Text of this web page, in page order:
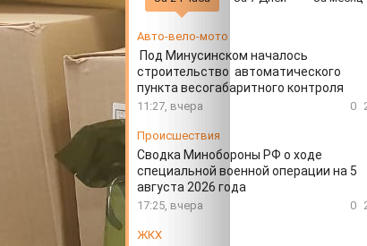
Авто-вело-мото
Под Минусинском началось
строительство автоматического
пункта весогабаритного контроля
11:27, вчера 0
Происшествия
Сводка Минобороны РФ о ходе
специальной военной операции на 5
августа 2026 года
17:25, вчера 0
ЖКХ